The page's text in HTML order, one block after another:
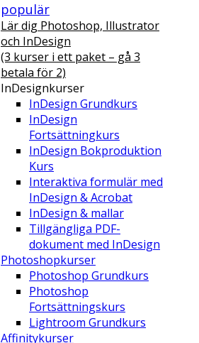
populär
Lär dig Photoshop, Illustrator
och InDesign
(3 kurser i ett paket – gå 3
betala för 2)
InDesignkurser
InDesign Grundkurs
InDesign
Fortsättningkurs
InDesign Bokproduktion
Kurs
Interaktiva formulär med
InDesign & Acrobat
InDesign & mallar
Tillgängliga PDF-
dokument med InDesign
Photoshopkurser
Photoshop Grundkurs
Photoshop
Fortsättningskurs
Lightroom Grundkurs
Affinitykurser